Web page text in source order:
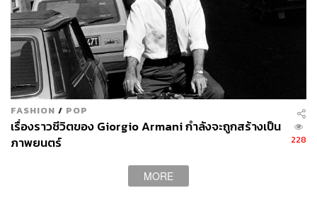
ตัวอย่างการค้นคว้าเช่น ‘ใช้ชีวิตให้เหมือนเนย์ทีรี (Neytiri
นางเอกหนังที่รับบทโดย Zoe Saldana)’ หรือ ‘สัมผัส
ธรรมชาติ สิ่งแวดล้อม และไม่โลภมากใช้ทรัพยากรอย่างสิ้น
เปลือง’
Ivar Hill จัดอยู่ในกลุ่มหลัง เขาเริ่มที่จะอ่านหนังสือปรัชญา
ทำการคอนเนกต์กับธรรมชาติมากขึ้น เช่น เข้าป่า ปีนเขา
จนถึงจุดหนึ่งเขายอมรับว่า “
FASHION / POP
เรื่องราวชีวิตของ Giorgio Armani กำลังจะถูกสร้างเป็น
ภาพยนตร์
228
MORE